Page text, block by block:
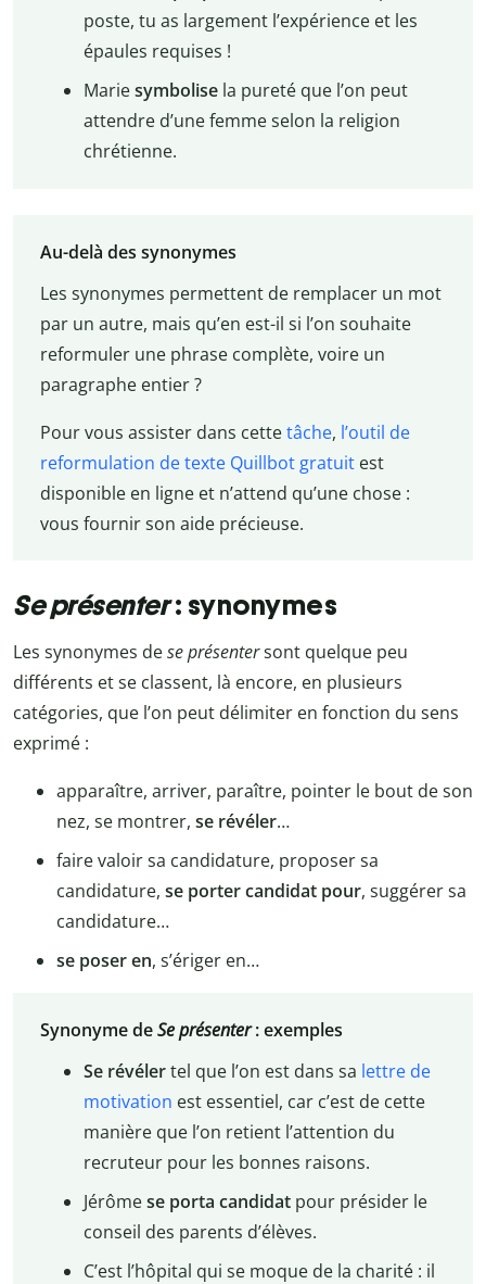
poste, tu as largement l’expérience et les
épaules requises !
Mariesymbolisela pureté que l’on peut
attendre d’une femme selon la religion
chrétienne.
Au-delà des synonymes
Les synonymes permettent de remplacer un mot
par un autre, mais qu’en est-il si l’on souhaite
reformuler une phrase complète, voire un
paragraphe entier ?
Pour vous assister dans cettetâche, l’outil de
reformulation de texte Quillbot gratuitest
disponible en ligne et n’attend qu’une chose :
vous fournir son aide précieuse.
Se présenter: synonymes
Les synonymes dese présentersont quelque peu
différents et se classent, là encore, en plusieurs
catégories, que l’on peut délimiter en fonction du sens
exprimé :
apparaître, arriver, paraître, pointer le bout de son
nez, se montrer, se révéler…
faire valoir sa candidature, proposer sa
candidature, se porter candidat pour, suggérer sa
candidature…
se poser en, s’ériger en…
Synonyme deSe présenter: exemples
Se révélertel que l’on est dans sa lettre de
motivation est essentiel, car c’est de cette
manière que l’on retient l’attention du
recruteur pour les bonnes raisons.
Jérômese porta candidatpour présider le
conseil des parents d’élèves.
C’est l’hôpital qui se moque de la charité : il